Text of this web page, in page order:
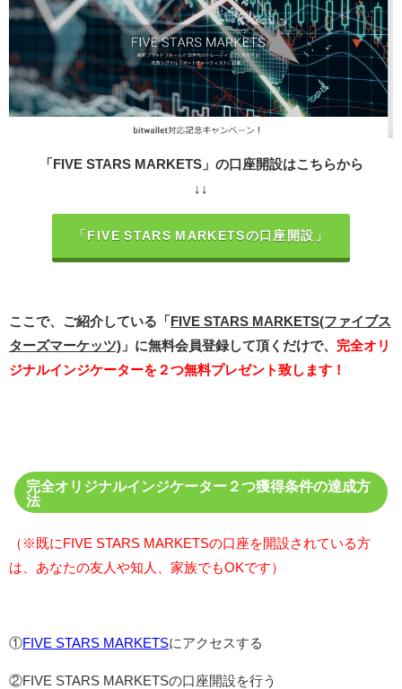
「FIVE STARS MARKETS」の口座開設はこちらから
↓↓
「FIVE STARS MARKETSの口座開設」
ここで、ご紹介している「FIVE STARS MARKETS(ファイブス
ターズマーケッツ) 」に無料会員登録して頂くだけで、 完全オリ
ジナルインジケーターを２つ無料プレゼント致します！
完全オリジナルインジケーター２つ獲得条件の達成方
法
（※既にFIVE STARS MARKETSの口座を開設されている方
は、あなたの友人や知人、家族でもOKです）
①FIVE STARS MARKETSにアクセスする
②FIVE STARS MARKETSの口座開設を行う